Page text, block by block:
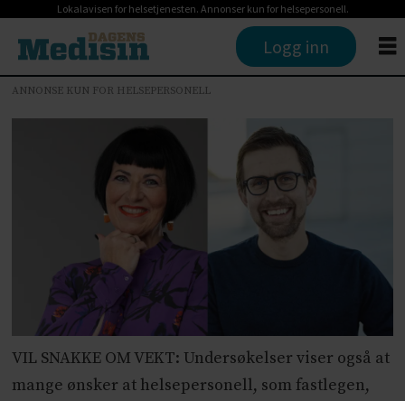
Lokalavisen for helsetjenesten. Annonser kun for helsepersonell.
Logg inn
ANNONSE KUN FOR HELSEPERSONELL
VIL SNAKKE OM VEKT: Undersøkelser viser også at
mange ønsker at helsepersonell, som fastlegen,